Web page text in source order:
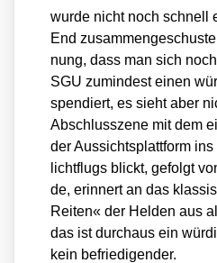
wur­de nicht noch schnell
End
nung, dass man sich
SGU zumin­dest einen
spen­diert, es sieht aber
Abschlus­sze­ne mit dem
der Aus­sichts­platt­form
licht­flugs blickt, gefolgt
de, erin­nert an das
Rei­ten« der Hel­den aus
das ist durch­aus ein
kein befrie­di­gen­der.